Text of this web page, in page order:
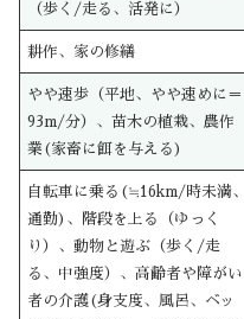
（歩く/走る、活発に）
耕作、家の修繕
やや速歩（平地、やや速めに＝
93m/分）、苗木の植栽、農作
業(家畜に餌を与える)
自転車に乗る(≒16km/時未満、
通勤)、階段を上る（ゆっく
り）、動物と遊ぶ（歩く/走
る、中強度）、高齢者や障がい
者の介護(身支度、風呂、ベッ